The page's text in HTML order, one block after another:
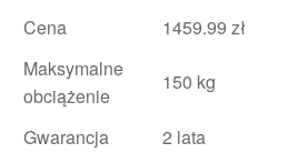
Cena
1459.99 zł
Maksymalne
obciążenie
150 kg
Gwarancja
2 lata